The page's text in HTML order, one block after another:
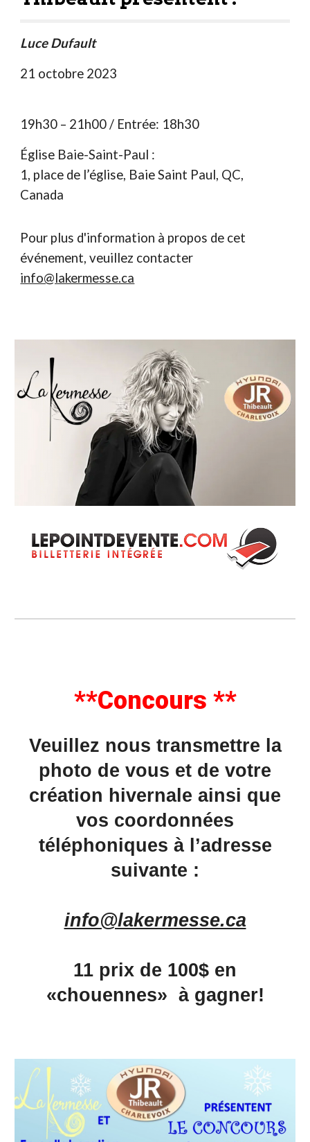
Luce Dufault
21 octobre 2023
19h30 – 21h00 / Entrée: 18h30
Église Baie-Saint-Paul :
1, place de l’église, Baie Saint Paul, QC,
Canada
Pour plus d'information à propos de cet
événement, veuillez contacter
info@lakermesse.ca
**Concours **
Veuillez nous transmettre la
photo de vous et de votre
création hivernale ainsi que
vos coordonnées
téléphoniques à l’adresse
suivante :
info@lakermesse.ca
11 prix de 100$ en
«chouennes» à gagner!